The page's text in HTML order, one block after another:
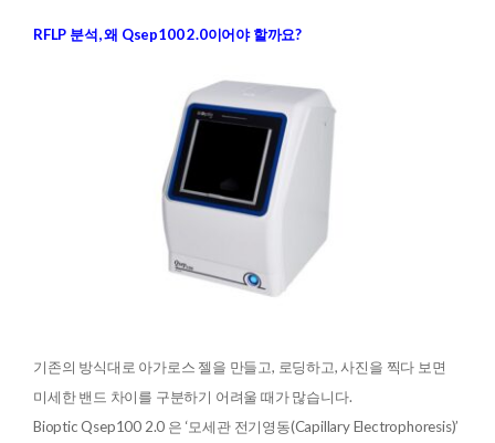
RFLP 분석, 왜 Qsep100 2.0이어야 할까요?
기존의 방식대로 아가로스 젤을 만들고, 로딩하고, 사진을 찍다 보면
미세한 밴드 차이를 구분하기 어려울 때가 많습니다.
Bioptic Qsep100 2.0 은 ‘모세관 전기영동(Capillary Electrophoresis)’